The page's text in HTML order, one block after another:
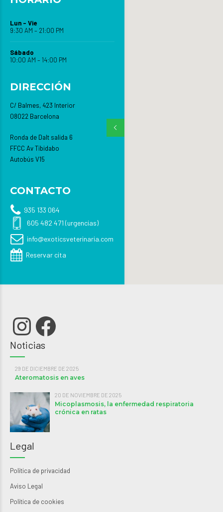
Lun – Vie
9:30 AM – 21:00 PM
Sábado
10:00 AM – 14:00 PM
DIRECCIÓN
C/ Balmes, 423 Interior
08022 Barcelona
Ronda de Dalt salida 6
FFCC Av Tibidabo
Autobús V15
CONTACTO
935 133 064
605 482 471 (urgencias)
info@exoticsveterinaria.com
Reservar cita
Instagram
Facebook
Noticias
29 DE DICIEMBRE DE 2025
Ateromatosis en aves
20 DE NOVIEMBRE DE 2025
Micoplasmosis, la enfermedad respiratoria
crónica en ratas
Legal
Política de privacidad
Aviso Legal
Política de cookies